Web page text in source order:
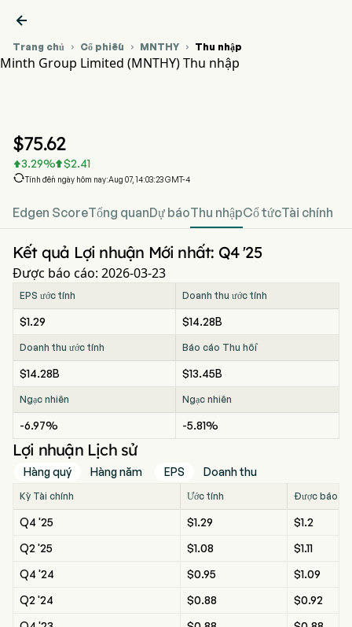

Trang chủ  Cổ phiếu  MNTHY  Thu nhập
Minth Group Limited (MNTHY) Thu nhập
$75.62
3.29% $2.41
Tính đến ngày hôm nay:Aug 07, 14:03:23 GMT-4
Edgen ScoreTổng quanDự báoThu nhậpCổ tứcTài chính
Kết quả Lợi nhuận Mới nhất: Q4 '25
Được báo cáo: 2026-03-23
EPS ước tính Doanh thu ước tính
$1.29 $14.28B
Doanh thu ước tính Báo cáo Thu hồi
$14.28B $13.45B
Ngạc nhiên Ngạc nhiên
-6.97% -5.81%
Lợi nhuận Lịch sử
Hàng quý Hàng năm EPS Doanh thu
Kỳ Tài chính Ước tính Được báo
Q4 '25 $1.29
$1.2
Q2 '25
$1.08
$1.11
Q4 '24
$0.95
$1.09
Q2 '24
$0.88
$0.92